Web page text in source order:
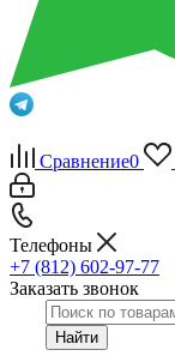
Сравнение0
Телефоны
+7 (812) 602-97-77
Заказать звонок
Найти